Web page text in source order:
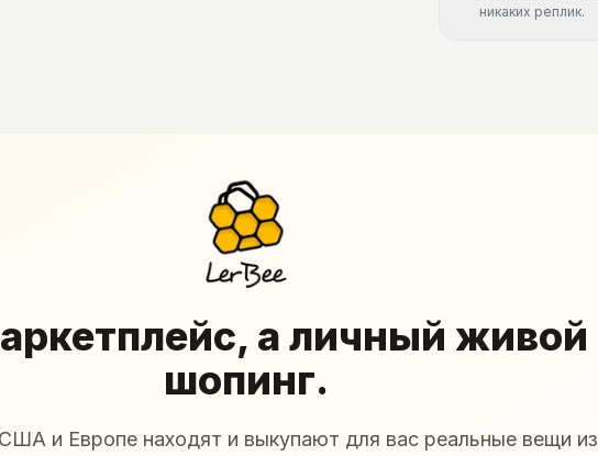
никаких реплик.
а личный живой
шопинг.
и Европе находят и выкупают для вас реальные вещи из